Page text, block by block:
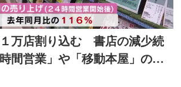
万店割り込む 書店の減少続
間営業」や「移動本屋」の取